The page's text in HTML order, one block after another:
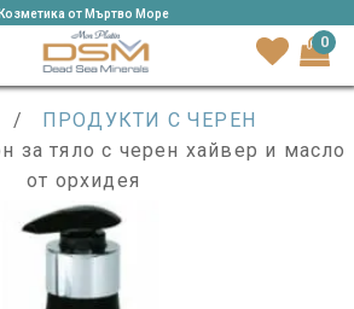
Козметика от Mъртво Море
0
/
ПРОДУКТИ С ЧЕРЕН
за тяло с черен хайвер и масло
от орхидея